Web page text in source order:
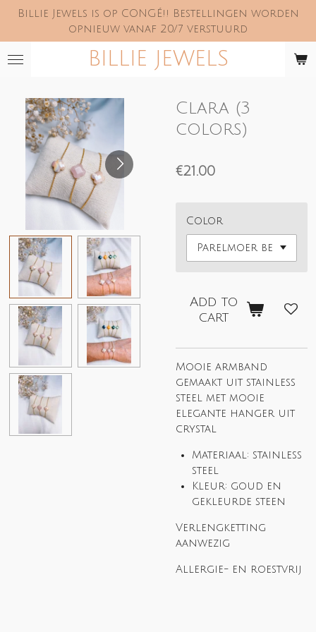
Skip
main
content
BILLIE JEWELS
Billie Jewels is op CONGÉ!! Bestellingen worden
opnieuw vanaf 20/7 verstuurd
Clara (3
colors)
€21.00
Color
Add to
cart
Mooie armband
gemaakt uit stainless
steel met mooie
elegante hanger uit
crystal
Materiaal: stainless
steel
Kleur: goud en
gekleurde steen
Verlengketting
aanwezig
Allergie- en roestvrij